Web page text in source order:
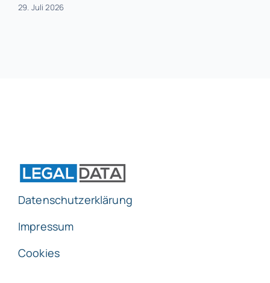
29. Juli 2026
Datenschutzerklärung
Impressum
Cookies